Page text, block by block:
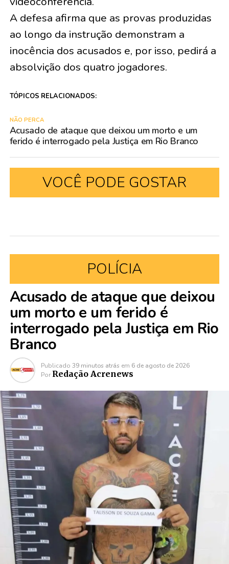
A defesa afirma que as provas produzidas
ao longo da instrução demonstram a
inocência dos acusados e, por isso, pedirá a
absolvição dos quatro jogadores.
TÓPICOS RELACIONADOS:
NÃO PERCA
Acusado de ataque que deixou um morto e um
ferido é interrogado pela Justiça em Rio Branco
VOCÊ PODE GOSTAR
POLÍCIA
Acusado de ataque que deixou
um morto e um ferido é
interrogado pela Justiça em Rio
Branco
Publicado 39 minutos atrás em 6 de agosto de 2026
Por Redação Acrenews